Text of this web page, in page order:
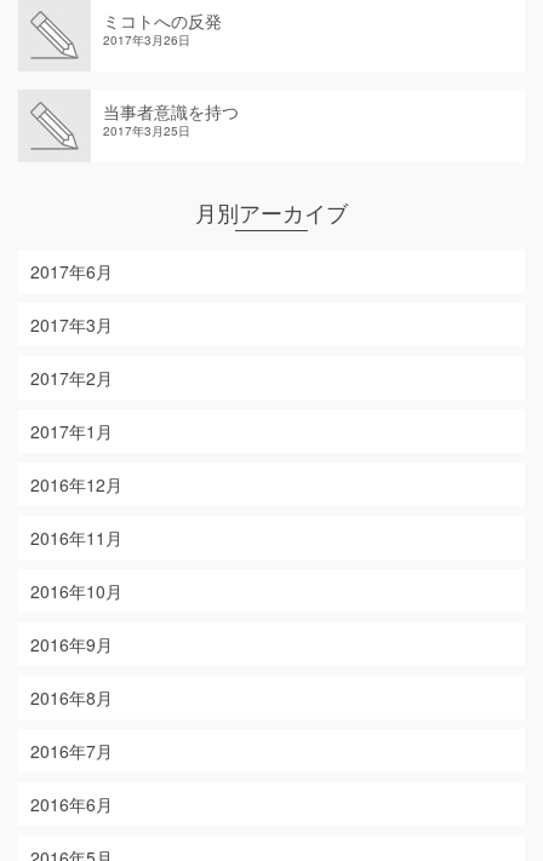
ミコトへの反発
2017年3月26日
当事者意識を持つ
2017年3月25日
月別アーカイブ
2017年6月
2017年3月
2017年2月
2017年1月
2016年12月
2016年11月
2016年10月
2016年9月
2016年8月
2016年7月
2016年6月